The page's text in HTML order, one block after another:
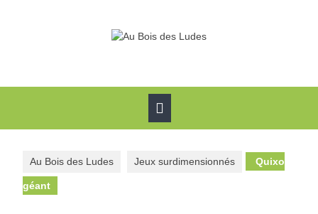
Au Bois des Ludes Jeux surdimensionnés Quixo
géant